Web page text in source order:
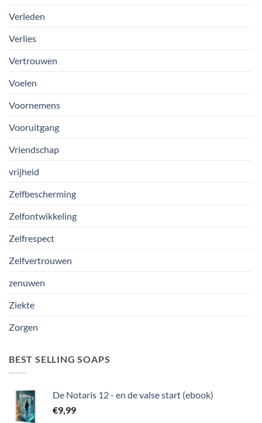
Verleden
Verlies
Vertrouwen
Voelen
Voornemens
Vooruitgang
Vriendschap
vrijheid
Zelfbescherming
Zelfontwikkeling
Zelfrespect
Zelfvertrouwen
zenuwen
Ziekte
Zorgen
BEST SELLING SOAPS
De Notaris 12 - en de valse start (ebook)
€9,99